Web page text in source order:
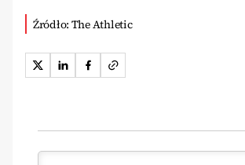
Źródło: The Athletic